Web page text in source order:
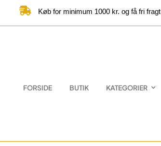
Køb for minimum 1000 kr. og få fri fragt
FORSIDE BUTIK KATEGORIER